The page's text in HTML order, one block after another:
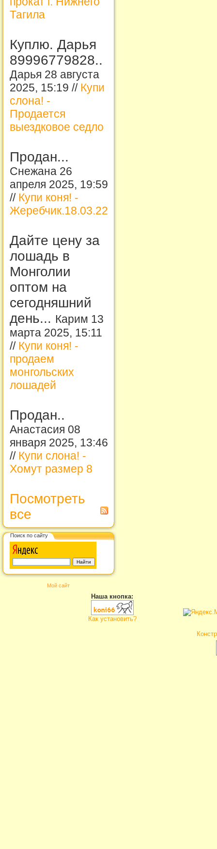
Тагила
Куплю. Дарья
89996779828..
Дарья 28 августа
2025, 15:19 // Купи
слона! -
Продается
выездковое седло
Продан...
Снежана 26
апреля 2025, 19:59
// Купи коня! -
Жеребчик.18.03.22
Дайте цену за
лошадь в
Монголии
оптом на
сегодняшний
день... Карим 13
марта 2025, 15:11
// Купи коня! -
продаем
монгольских
лошадей
Продан..
Анастасия 08
января 2025, 13:46
// Купи слона! -
Хомут размер 8
Посмотреть
все
Поиск по сайту
Мой сайт
Наша кнопка:
Как установить?